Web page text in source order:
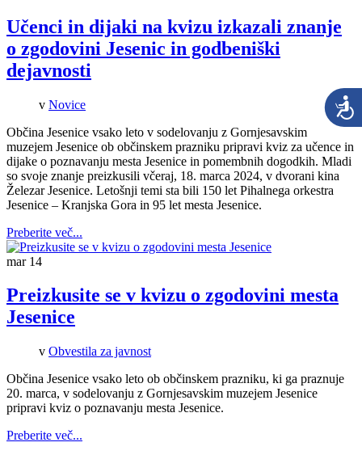
Učenci in dijaki na kvizu izkazali znanje
o zgodovini Jesenic in godbeniški
dejavnosti
v Novice
Občina Jesenice vsako leto v sodelovanju z Gornjesavskim
muzejem Jesenice ob občinskem prazniku pripravi kviz za učence in
dijake o poznavanju mesta Jesenice in pomembnih dogodkih. Mladi
so svoje znanje preizkusili včeraj, 18. marca 2024, v dvorani kina
Železar Jesenice. Letošnji temi sta bili 150 let Pihalnega orkestra
Jesenice – Kranjska Gora in 95 let mesta Jesenice.
Preberite več...
mar 14
Preizkusite se v kvizu o zgodovini mesta
Jesenice
v Obvestila za javnost
Občina Jesenice vsako leto ob občinskem prazniku, ki ga praznuje
20. marca, v sodelovanju z Gornjesavskim muzejem Jesenice
pripravi kviz o poznavanju mesta Jesenice.
Preberite več...